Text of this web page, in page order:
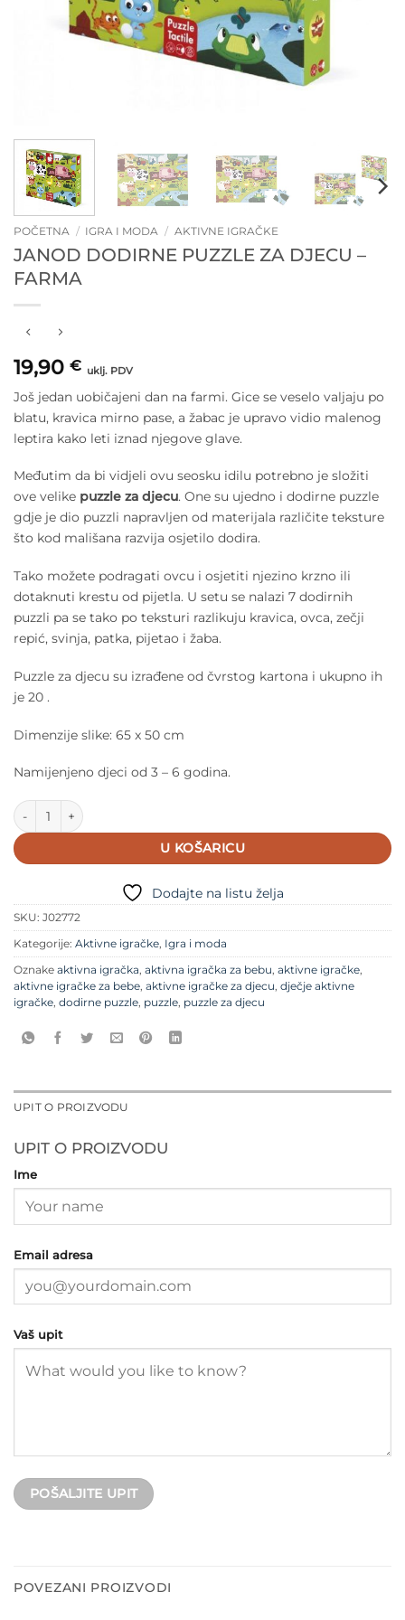
POČETNA / IGRA I MODA / AKTIVNE IGRAČKE
JANOD DODIRNE PUZZLE ZA DJECU –
FARMA
19,90 € uklj. PDV
Još jedan uobičajeni dan na farmi. Gice se veselo valjaju po
blatu, kravica mirno pase, a žabac je upravo vidio malenog
leptira kako leti iznad njegove glave.
Međutim da bi vidjeli ovu seosku idilu potrebno je složiti
ove velike puzzle za djecu. One su ujedno i dodirne puzzle
gdje je dio puzzli napravljen od materijala različite teksture
što kod mališana razvija osjetilo dodira.
Tako možete podragati ovcu i osjetiti njezino krzno ili
dotaknuti krestu od pijetla. U setu se nalazi 7 dodirnih
puzzli pa se tako po teksturi razlikuju kravica, ovca, zečji
repić, svinja, patka, pijetao i žaba.
Puzzle za djecu su izrađene od čvrstog kartona i ukupno ih
je 20 .
Dimenzije slike: 65 x 50 cm
Namijenjeno djeci od 3 – 6 godina.
Janod Dodirne puzzle za djecu - Farma količina
U KOŠARICU
Dodajte na listu želja
SKU: J02772
Kategorije: Aktivne igračke, Igra i moda
Oznake aktivna igračka, aktivna igračka za bebu, aktivne igračke,
aktivne igračke za bebe, aktivne igračke za djecu, dječje aktivne
igračke, dodirne puzzle, puzzle, puzzle za djecu
UPIT O PROIZVODU
UPIT O PROIZVODU
Ime
Email adresa
Vaš upit
POVEZANI PROIZVODI